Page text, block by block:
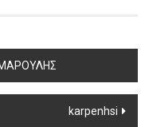
karpenhsi